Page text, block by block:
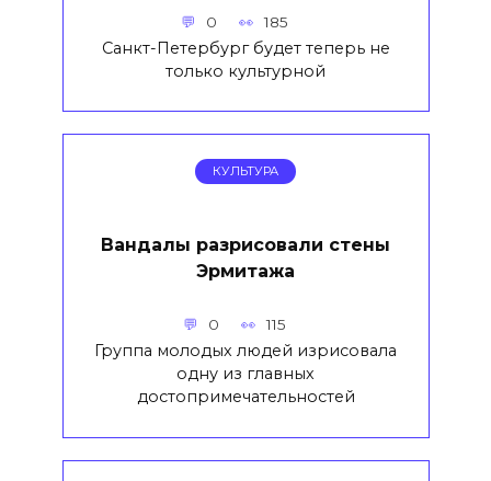
0 185
Санкт-Петербург будет теперь не
только культурной
КУЛЬТУРА
Вандалы разрисовали стены
Эрмитажа
0 115
Группа молодых людей изрисовала
одну из главных
достопримечательностей